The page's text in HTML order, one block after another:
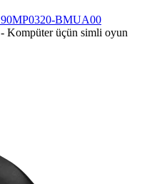
BMUA00
üçün simli oyun